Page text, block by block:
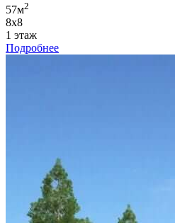
57м2
8х8
1 этаж
Подробнее